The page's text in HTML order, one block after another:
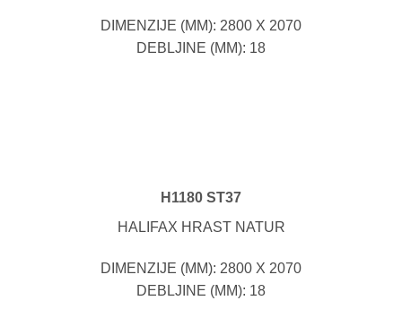
DIMENZIJE (MM): 2800 X 2070
DEBLJINE (MM): 18
H1180 ST37
HALIFAX HRAST NATUR
DIMENZIJE (MM): 2800 X 2070
DEBLJINE (MM): 18